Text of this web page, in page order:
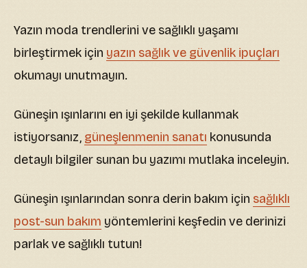
Yazın moda trendlerini ve sağlıklı yaşamı
birleştirmek için yazın sağlık ve güvenlik ipuçları
okumayı unutmayın.
Güneşin ışınlarını en iyi şekilde kullanmak
istiyorsanız, güneşlenmenin sanatı konusunda
detaylı bilgiler sunan bu yazımı mutlaka inceleyin.
Güneşin ışınlarından sonra derin bakım için sağlıklı
post-sun bakım yöntemlerini keşfedin ve derinizi
parlak ve sağlıklı tutun!